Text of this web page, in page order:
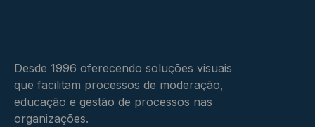
Desde 1996 oferecendo soluções visuais
que facilitam processos de moderação,
educação e gestão de processos nas
organizações.